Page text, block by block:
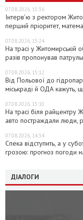
07.08.2026, 15:36
Інтерв’ю з ректором
перший пріоритет,
07.08.2026, 15:24
На трасі у Житомирській
разів пропонував
07.08.2026, 15:12
Від Польової до
міськраді й ОДА кажуть,
07.08.2026, 15:10
На трасі біля райцентру
авто постраждали люди,
07.08.2026, 14:34
Спека відступить, а у
грозою: прогноз погоди
ДІАЛОГИ